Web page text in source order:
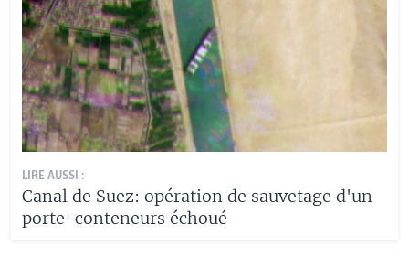
LIRE AUSSI :
Canal de Suez: opération de sauvetage d'un
porte-conteneurs échoué